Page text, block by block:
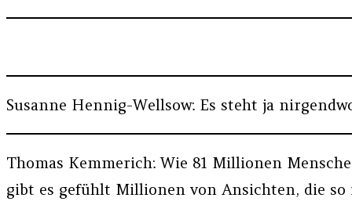
Susanne Hennig-Wellsow: Es steht ja
Thomas Kemmerich: Wie 81 Millionen
gibt es gefühlt Millionen von Ansichten, die